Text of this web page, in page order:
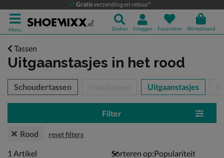
Gratisverzending en retour*
Menu Zoeken Inloggen Favorieten Winkelmand
Tassen
Uitgaanstasjes in het rood
over
Schoudertassen Uitgaanstasjes
Filter
Rood reset filters
1 artikel
1 Artikel Sorteren op: